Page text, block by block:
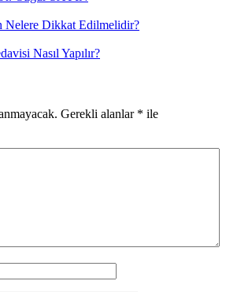
Dikkat Edilmelidir?
Nasıl Yapılır?
Gerekli alanlar * ile